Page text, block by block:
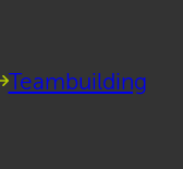
Teambuilding